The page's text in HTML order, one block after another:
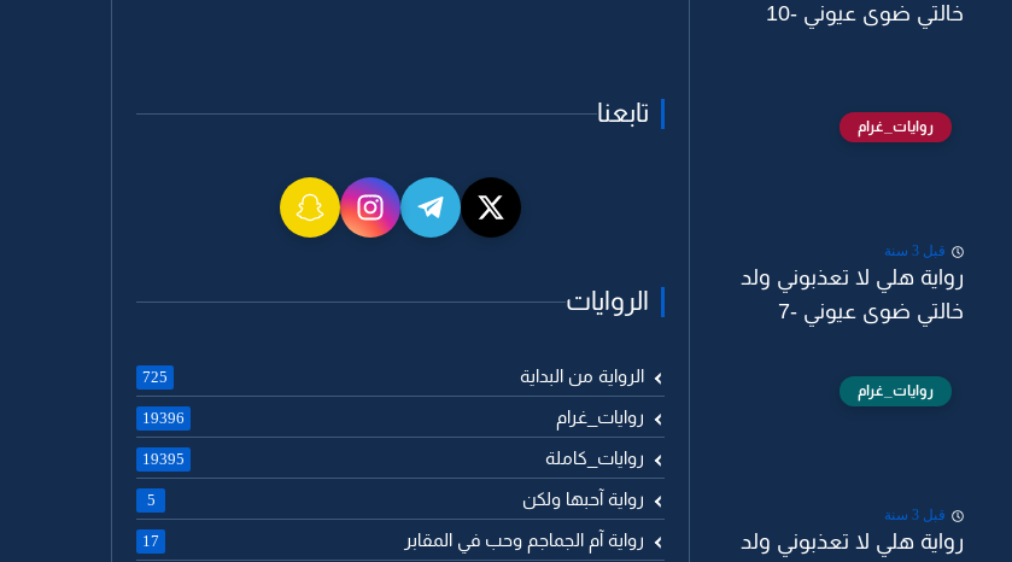
خالتي ضوى عيوني -10
روايات_غرام
قبل 3 سنة
رواية هلي لا تعذبوني ولد
خالتي ضوى عيوني -7
روايات_غرام
قبل 3 سنة
رواية هلي لا تعذبوني ولد
تابعنا
الروايات
الرواية من البداية 725
روايات_غرام 19396
روايات_كاملة 19395
رواية آحبها ولكن 5
رواية آم الجماجم وحب في المقابر 17